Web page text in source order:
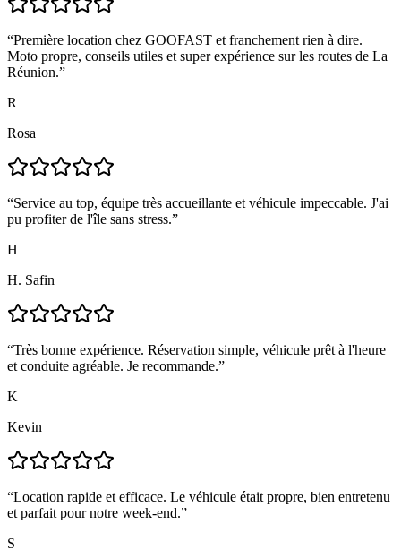
“Première location chez GOOFAST et franchement rien à dire.
Moto propre, conseils utiles et super expérience sur les routes de La
Réunion.”
R
Rosa
“Service au top, équipe très accueillante et véhicule impeccable. J'ai
pu profiter de l'île sans stress.”
H
H. Safin
“Très bonne expérience. Réservation simple, véhicule prêt à l'heure
et conduite agréable. Je recommande.”
K
Kevin
“Location rapide et efficace. Le véhicule était propre, bien entretenu
et parfait pour notre week-end.”
S